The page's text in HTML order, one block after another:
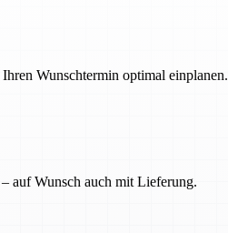
Wunschtermin optimal einplanen.
auf Wunsch auch mit Lieferung.